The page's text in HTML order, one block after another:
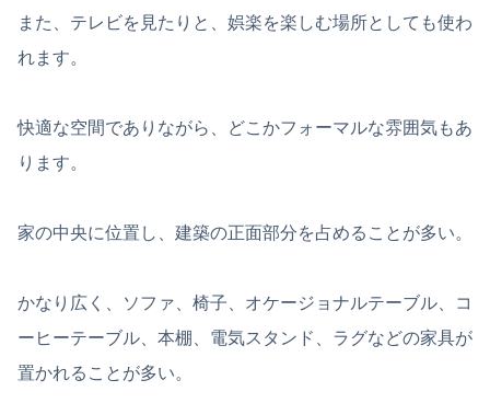
また、テレビを見たりと、娯楽を楽しむ場所としても使わ
れます。
快適な空間でありながら、どこかフォーマルな雰囲気もあ
ります。
家の中央に位置し、建築の正面部分を占めることが多い。
かなり広く、ソファ、椅子、オケージョナルテーブル、コ
ーヒーテーブル、本棚、電気スタンド、ラグなどの家具が
置かれることが多い。